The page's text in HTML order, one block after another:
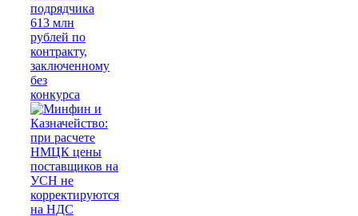
подрядчика
613 млн
рублей по
контракту,
заключенному
без
конкурса